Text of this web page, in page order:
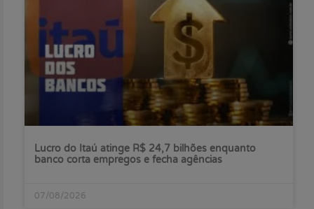
Lucro do Itaú atinge R$ 24,7 bilhões enquanto
banco corta empregos e fecha agências
07/08/2026